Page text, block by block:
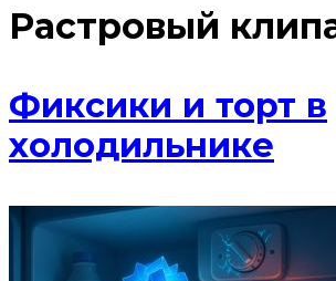
Растровый
Фиксики и торт в
холодильнике